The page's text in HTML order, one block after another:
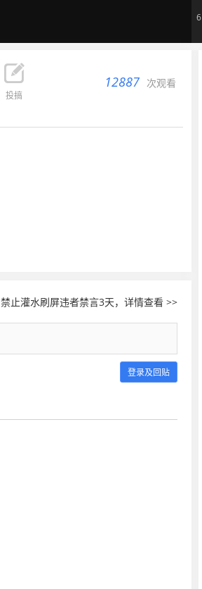
6

投搞
12887 次观看
禁止灌水刷屏违者禁言3天，详情查看 >>
登录及回贴